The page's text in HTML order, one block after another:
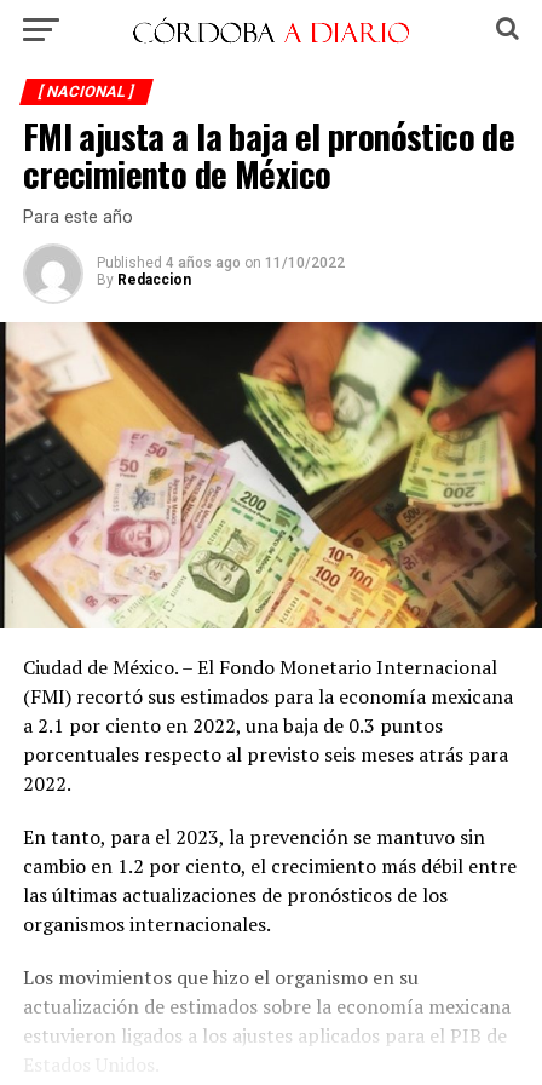
[ NACIONAL ]
FMI ajusta a la baja el pronóstico de
crecimiento de México
Para este año
Published 4 años ago on 11/10/2022
By Redaccion
Ciudad de México. – El Fondo Monetario Internacional
(FMI) recortó sus estimados para la economía mexicana
a 2.1 por ciento en 2022, una baja de 0.3 puntos
porcentuales respecto al previsto seis meses atrás para
2022.
En tanto, para el 2023, la prevención se mantuvo sin
cambio en 1.2 por ciento, el crecimiento más débil entre
las últimas actualizaciones de pronósticos de los
organismos internacionales.
Los movimientos que hizo el organismo en su
actualización de estimados sobre la economía mexicana
estuvieron ligados a los ajustes aplicados para el PIB de